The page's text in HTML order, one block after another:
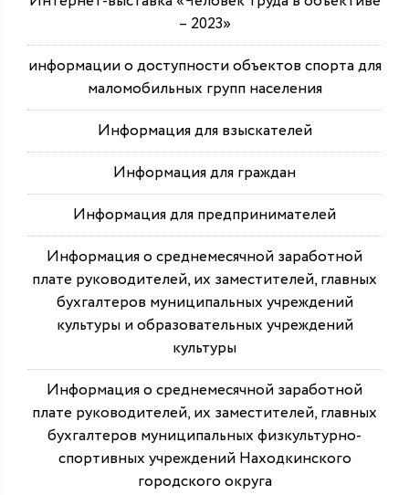
– 2023»
информации о доступности объектов спорта для
маломобильных групп населения
Информация для взыскателей
Информация для граждан
Информация для предпринимателей
Информация о среднемесячной заработной
плате руководителей, их заместителей, главных
бухгалтеров муниципальных учреждений
культуры и образовательных учреждений
культуры
Информация о среднемесячной заработной
плате руководителей, их заместителей, главных
бухгалтеров муниципальных физкультурно-
спортивных учреждений Находкинского
городского округа